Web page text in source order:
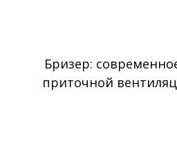
Бризер:
приточной